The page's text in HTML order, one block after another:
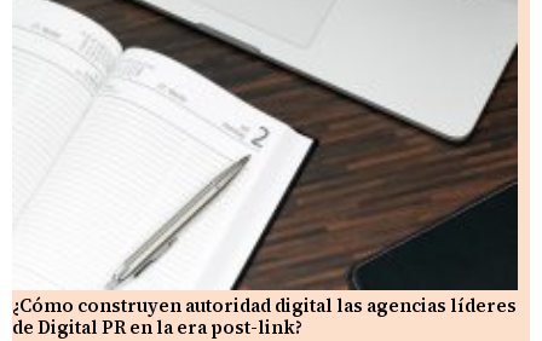
¿Cómo construyen autoridad digital las agencias líderes
de Digital PR en la era post-link?